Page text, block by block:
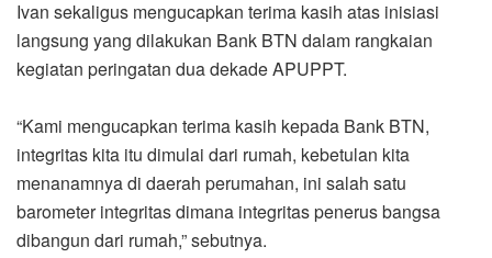
Ivan sekaligus mengucapkan terima kasih atas inisiasi
langsung yang dilakukan Bank BTN dalam rangkaian
kegiatan peringatan dua dekade APUPPT.
“Kami mengucapkan terima kasih kepada Bank BTN,
integritas kita itu dimulai dari rumah, kebetulan kita
menanamnya di daerah perumahan, ini salah satu
barometer integritas dimana integritas penerus bangsa
dibangun dari rumah,” sebutnya.